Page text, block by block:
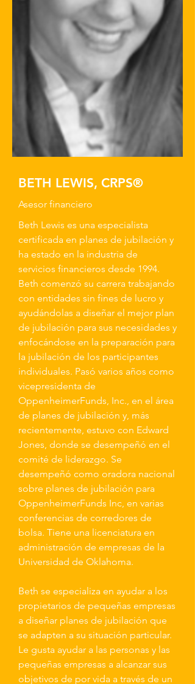
BETH LEWIS, CRPS®
Asesor financiero
Beth Lewis es una especialista
certificada en planes de jubilación y
ha estado en la industria de
servicios financieros desde 1994.
Beth comenzó su carrera trabajando
con entidades sin fines de lucro y
ayudándolas a diseñar el mejor plan
de jubilación para sus necesidades y
enfocándose en la preparación para
la jubilación de los participantes
individuales. Pasó varios años como
vicepresidenta de
OppenheimerFunds, Inc., en el área
de planes de jubilación y, más
recientemente, estuvo con Edward
Jones, donde se desempeñó en el
comité de liderazgo. Se
desempeñó como oradora nacional
sobre planes de jubilación para
OppenheimerFunds Inc, en varias
conferencias de corredores de
bolsa. Tiene una licenciatura en
administración de empresas de la
Universidad de Oklahoma.
Beth se especializa en ayudar a los
propietarios de pequeñas empresas
a diseñar planes de jubilación que
se adapten a su situación particular.
Le gusta ayudar a las personas y las
pequeñas empresas a alcanzar sus
objetivos de por vida a través de un